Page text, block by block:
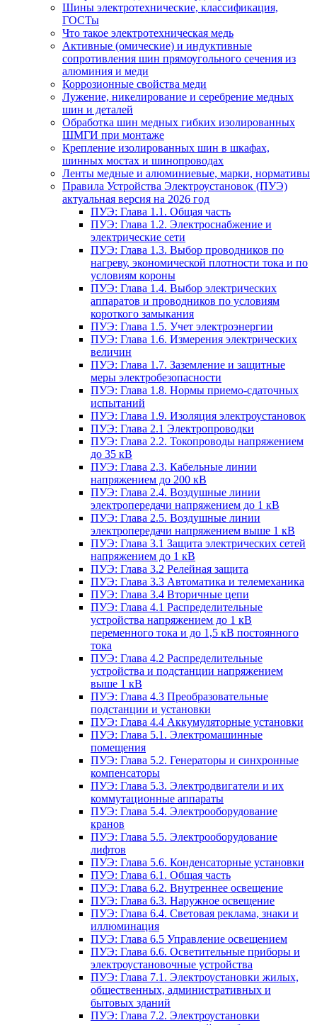
Шины электротехнические, классификация,
ГОСТы
Что такое электротехническая медь
Активные (омические) и индуктивные
сопротивления шин прямоугольного сечения из
алюминия и меди
Коррозионные свойства меди
Лужение, никелирование и серебрение медных
шин и деталей
Обработка шин медных гибких изолированных
ШМГИ при монтаже
Крепление изолированных шин в шкафах,
шинных мостах и шинопроводах
Ленты медные и алюминиевые, марки, нормативы
Правила Устройства Электроустановок (ПУЭ)
актуальная версия на 2026 год
ПУЭ: Глава 1.1. Общая часть
ПУЭ: Глава 1.2. Электроснабжение и
электрические сети
ПУЭ: Глава 1.3. Выбор проводников по
нагреву, экономической плотности тока и по
условиям короны
ПУЭ: Глава 1.4. Выбор электрических
аппаратов и проводников по условиям
короткого замыкания
ПУЭ: Глава 1.5. Учет электроэнергии
ПУЭ: Глава 1.6. Измерения электрических
величин
ПУЭ: Глава 1.7. Заземление и защитные
меры электробезопасности
ПУЭ: Глава 1.8. Нормы приемо-сдаточных
испытаний
ПУЭ: Глава 1.9. Изоляция электроустановок
ПУЭ: Глава 2.1 Электропроводки
ПУЭ: Глава 2.2. Токопроводы напряжением
до 35 кВ
ПУЭ: Глава 2.3. Кабельные линии
напряжением до 200 кВ
ПУЭ: Глава 2.4. Воздушные линии
электропередачи напряжением до 1 кВ
ПУЭ: Глава 2.5. Воздушные линии
электропередачи напряжением выше 1 кВ
ПУЭ: Глава 3.1 Защита электрических сетей
напряжением до 1 кВ
ПУЭ: Глава 3.2 Релейная защита
ПУЭ: Глава 3.3 Автоматика и телемеханика
ПУЭ: Глава 3.4 Вторичные цепи
ПУЭ: Глава 4.1 Распределительные
устройства напряжением до 1 кВ
переменного тока и до 1,5 кВ постоянного
тока
ПУЭ: Глава 4.2 Распределительные
устройства и подстанции напряжением
выше 1 кВ
ПУЭ: Глава 4.3 Преобразовательные
подстанции и установки
ПУЭ: Глава 4.4 Аккумуляторные установки
ПУЭ: Глава 5.1. Электромашинные
помещения
ПУЭ: Глава 5.2. Генераторы и синхронные
компенсаторы
ПУЭ: Глава 5.3. Электродвигатели и их
коммутационные аппараты
ПУЭ: Глава 5.4. Электрооборудование
кранов
ПУЭ: Глава 5.5. Электрооборудование
лифтов
ПУЭ: Глава 5.6. Конденсаторные установки
ПУЭ: Глава 6.1. Общая часть
ПУЭ: Глава 6.2. Внутреннее освещение
ПУЭ: Глава 6.3. Наружное освещение
ПУЭ: Глава 6.4. Световая реклама, знаки и
иллюминация
ПУЭ: Глава 6.5 Управление освещением
ПУЭ: Глава 6.6. Осветительные приборы и
электроустановочные устройства
ПУЭ: Глава 7.1. Электроустановки жилых,
общественных, административных и
бытовых зданий
ПУЭ: Глава 7.2. Электроустановки